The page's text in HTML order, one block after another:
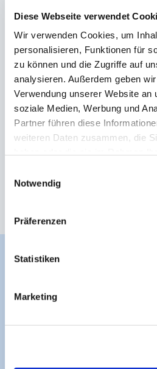
Diese Webseite verwendet
Wir verwenden Cookies, um
personalisieren, Funktionen für
zu können und die Zugriffe auf
analysieren. Außerdem geben
Verwendung unserer Website an
soziale Medien, Werbung und
Partner führen diese
weiteren Daten zusammen, die
Notwendig
Präferenzen
Statistiken
Marketing
Lokaler
Construction Industry
Insel"
Sri Lanka, eine Insel im